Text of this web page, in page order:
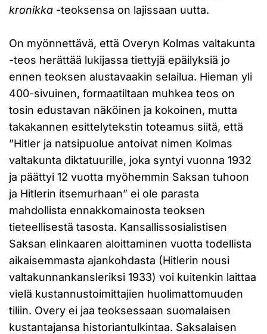
kronikka -teoksensa on lajissaan uutta.
On myönnettävä, että Overyn Kolmas valtakunta
-teos herättää lukijassa tiettyjä epäilyksiä jo
ennen teoksen alustavaakin selailua. Hieman yli
400-sivuinen, formaatiltaan muhkea teos on
tosin edustavan näköinen ja kokoinen, mutta
takakannen esittelytekstin toteamus siitä, että
”Hitler ja natsipuolue antoivat nimen Kolmas
valtakunta diktatuurille, joka syntyi vuonna 1932
ja päättyi 12 vuotta myöhemmin Saksan tuhoon
ja Hitlerin itsemurhaan” ei ole parasta
mahdollista ennakkomainosta teoksen
tieteellisestä tasosta. Kansallissosialistisen
Saksan elinkaaren aloittaminen vuotta todellista
aikaisemmasta ajankohdasta (Hitlerin nousi
valtakunnankansleriksi 1933) voi kuitenkin laittaa
vielä kustannustoimittajien huolimattomuuden
tiliin. Overy ei jaa teoksessaan suomalaisen
kustantajansa historiantulkintaa. Saksalaisen